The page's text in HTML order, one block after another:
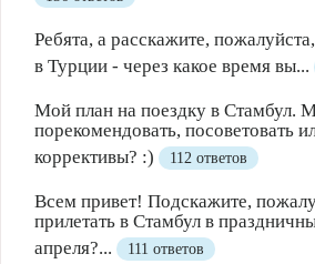
Ребята, а расскажите,
в Турции - через какое время вы...
Мой план на поездку в Стамбул.
порекомендовать, посоветовать
коррективы? :)
112 ответов
Всем привет! Подскажите,
прилетать в Стамбул в
апреля?...
111 ответов